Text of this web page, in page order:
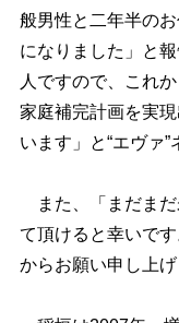
般男性と二年半の
になりました」と
人ですので、これ
家庭補完計画を実
います」と“エヴァ”
また、「まだまだ
て頂けると幸いで
からお願い申し上